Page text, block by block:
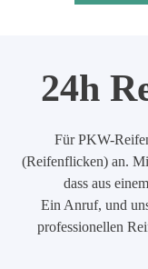
24h
Für PKW-
(Reifenflicken) an.
dass aus
Ein Anruf, und
professionellen